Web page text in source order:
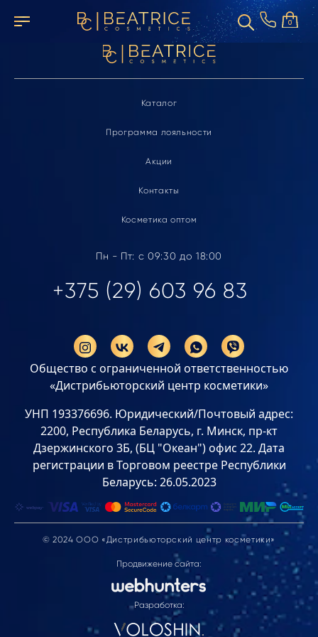
0
Элемент не найден
Каталог
Программа лояльности
Акции
Контакты
Косметика оптом
Пн - Пт: с 09:30 до 18:00
+375 (29) 603 96 83
Общество с ограниченной ответственностью
«Дистрибьюторский центр косметики»
УНП 193376696. Юридический/Почтовый адрес:
2200, Республика Беларусь, г. Минск, пр-кт
Дзержинского 3Б, (БЦ "Океан") офис 22. Дата
регистрации в Торговом реестре Республики
Беларусь: 26.05.2023
© 2024 ООО «Дистрибьюторский центр косметики»
Продвижение сайта:
Разработка: